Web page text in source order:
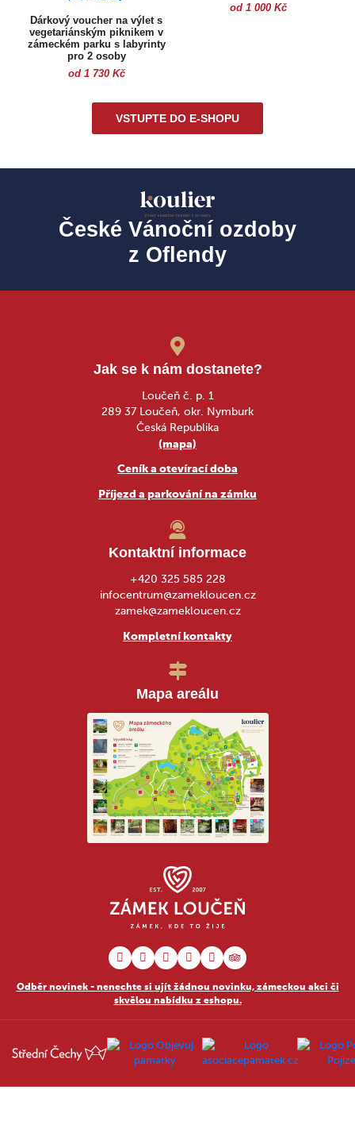
Dárkový voucher na výlet s
vegetariánským piknikem v
zámeckém parku s labyrinty
pro 2 osoby
od 1 730 Kč
od 1 000 Kč
VSTUPTE DO E-SHOPU
České Vánoční ozdoby
z Oflendy
Jak se k nám dostanete?
Loučeň č. p. 1
289 37 Loučeň, okr. Nymburk
Česká Republika
(mapa)
Ceník a otevírací doba
Příjezd a parkování na zámku
Odběr novinek - nenechte si ujít žádnou novinku, zámeckou akci či
skvělou nabídku z eshopu.
Kontaktní informace
+420 325 585 228
infocentrum@zamekloucen.cz
zamek@zamekloucen.cz
Kompletní kontakty
Mapa areálu